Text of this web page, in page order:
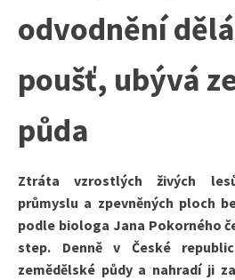
odvodnění
poušť, ubývá
půda
Ztráta vzrostlých živých
průmyslu a zpevněných ploch
podle biologa Jana Pokorného
step. Denně v České
zemědělské půdy a nahradí ji